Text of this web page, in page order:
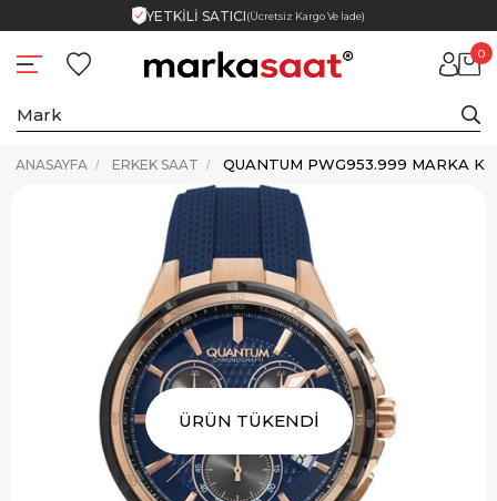
YETKİLİ SATICI(Ücretsiz Kargo Ve İade)
0
ANASAYFA ERKEK SAAT QUANTUM PWG953.999 MARKA
ÜRÜN TÜKENDİ